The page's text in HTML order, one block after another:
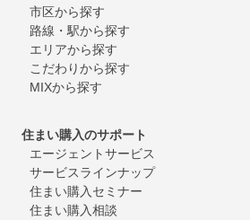
市区から探す
路線・駅から探す
エリアから探す
こだわりから探す
MIXから探す
住まい購入のサポート
エージェントサービス
サービスラインナップ
住まい購入セミナー
住まい購入相談